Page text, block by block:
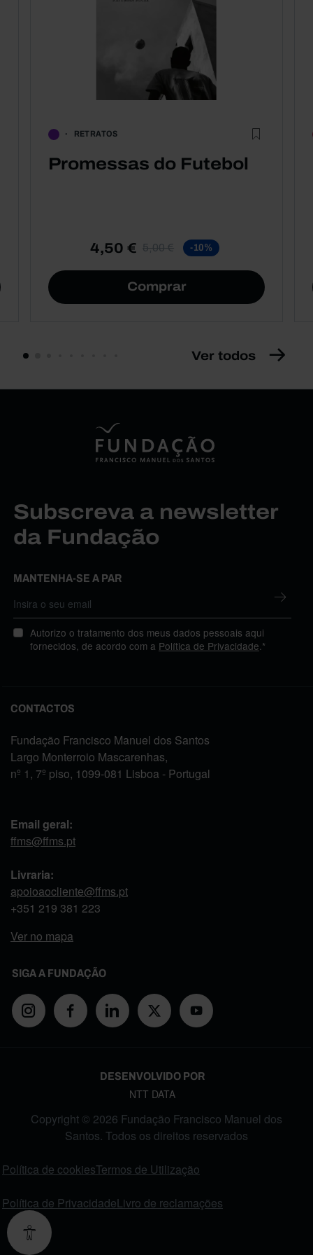
RETRATOS
Promessas do Futebol
4,50 € 5,00 € -10%
Comprar
Ver todos
Subscreva a newsletter
da Fundação
MANTENHA-SE A PAR
Autorizo o tratamento dos meus dados pessoais aqui
fornecidos, de acordo com a Política de Privacidade.*
CONTACTOS
Fundação Francisco Manuel dos Santos
Largo Monterroio Mascarenhas,
nº 1, 7º piso, 1099-081 Lisboa - Portugal
Email geral:
ffms@ffms.pt
Livraria:
apoioaocliente@ffms.pt
+351 219 381 223
Ver no mapa
SIGA A FUNDAÇÃO
DESENVOLVIDO POR
NTT DATA
Copyright © 2026 Fundação Francisco Manuel dos
Santos. Todos os direitos reservados
Política de cookiesTermos de Utilização
Política de PrivacidadeLivro de reclamações